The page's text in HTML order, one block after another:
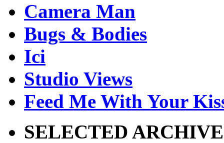
Camera Man
Bugs & Bodies
Ici
Studio Views
Feed Me With Your
SELECTED ARCHIVE